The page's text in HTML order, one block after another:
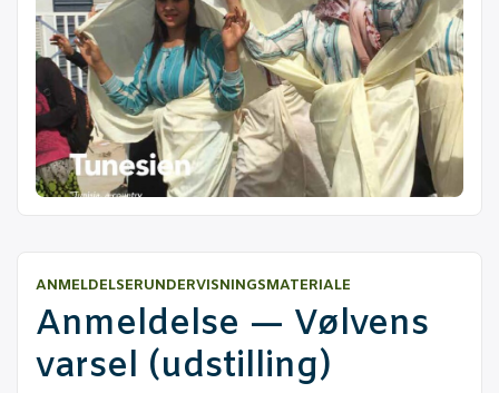
ANMELDELSERUNDERVISNINGSMATERIALE
Anmel­del­se — Vøl­vens
var­sel (udstil­ling)